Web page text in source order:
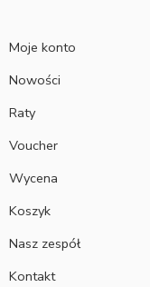
Moje konto
Nowości
Raty
Voucher
Wycena
Koszyk
Nasz zespół
Kontakt